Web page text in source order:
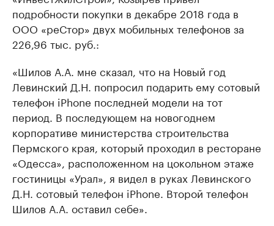
подробности покупки в декабре 2018 года в
ООО «реСтор» двух мобильных телефонов за
226,96 тыс. руб.:
«Шилов А.А. мне сказал, что на Новый год
Левинский Д.Н. попросил подарить ему сотовый
телефон iPhone последней модели на тот
период. В последующем на новогоднем
корпоративе министерства строительства
Пермского края, который проходил в ресторане
«Одесса», расположенном на цокольном этаже
гостиницы «Урал», я видел в руках Левинского
Д.Н. сотовый телефон iPhone. Второй телефон
Шилов А.А. оставил себе».